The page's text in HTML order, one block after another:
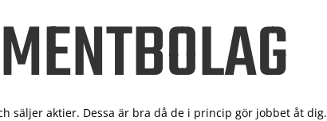
säljer aktier. Dessa är bra då de i princip gör jobbet åt dig.